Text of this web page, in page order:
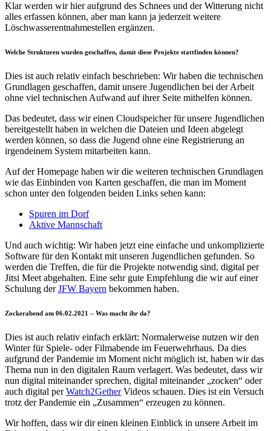
Klar werden wir hier aufgrund des Schnees und der Witterung nicht
alles erfassen können, aber man kann ja jederzeit weitere
Löschwasserentnahmestellen ergänzen.
Welche Strukturen wurden geschaffen, damit diese Projekte stattfinden können?
Dies ist auch relativ einfach beschrieben: Wir haben die technischen
Grundlagen geschaffen, damit unsere Jugendlichen bei der Arbeit
ohne viel technischen Aufwand auf ihrer Seite mithelfen können.
Das bedeutet, dass wir einen Cloudspeicher für unsere Jugendlichen
bereitgestellt haben in welchen die Dateien und Ideen abgelegt
werden können, so dass die Jugend ohne eine Registrierung an
irgendeinem System mitarbeiten kann.
Auf der Homepage haben wir die weiteren technischen Grundlagen
wie das Einbinden von Karten geschaffen, die man im Moment
schon unter den folgenden beiden Links sehen kann:
Spuren im Dorf
Aktive Mannschaft
Und auch wichtig: Wir haben jetzt eine einfache und unkomplizierte
Software für den Kontakt mit unseren Jugendlichen gefunden. So
werden die Treffen, die für die Projekte notwendig sind, digital per
Jitsi Meet abgehalten. Eine sehr gute Empfehlung die wir auf einer
Schulung derJFW Bayern bekommen haben.
Zockerabend am 06.02.2021 – Was macht ihr da?
Dies ist auch relativ einfach erklärt: Normalerweise nutzen wir den
Winter für Spiele- oder Filmabende im Feuerwehrhaus. Da dies
aufgrund der Pandemie im Moment nicht möglich ist, haben wir das
Thema nun in den digitalen Raum verlagert. Was bedeutet, dass wir
nun digital miteinander sprechen, digital miteinander „zocken“ oder
auch digital perWatch2GetherVideos schauen. Dies ist ein Versuch
trotz der Pandemie ein „Zusammen“ erzeugen zu können.
Wir hoffen, dass wir dir einen kleinen Einblick in unsere Arbeit im